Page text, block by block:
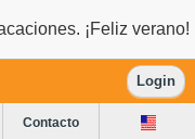
¡Feliz verano!
Login
Contacto